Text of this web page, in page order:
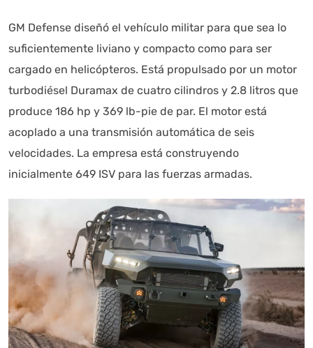
GM Defense diseñó el vehículo militar para que sea lo
suficientemente liviano y compacto como para ser
cargado en helicópteros. Está propulsado por un motor
turbodiésel Duramax de cuatro cilindros y 2.8 litros que
produce 186 hp y 369 lb-pie de par. El motor está
acoplado a una transmisión automática de seis
velocidades. La empresa está construyendo
inicialmente 649 ISV para las fuerzas armadas.